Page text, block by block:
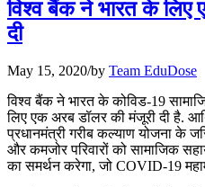
📝 डेली करेंट अफेयर्स: 25-
📝 डेली करेंट अफेयर्स: 22-
July 22, 2026
📝 डेली करेंट अफेयर्स: 19-
विश्‍व बैंक ने भारत के लिए
दी
May 15, 2020/by Team EduDose
विश्‍व बैंक ने भारत के कोविड-19
लिए एक अरब डॉलर की मंजूरी दी है.
प्रधानमंत्री गरीब कल्‍याण योजना के
और कमजोर परिवारों को सामाजिक
का समर्थन करेगा, जो COVID-19